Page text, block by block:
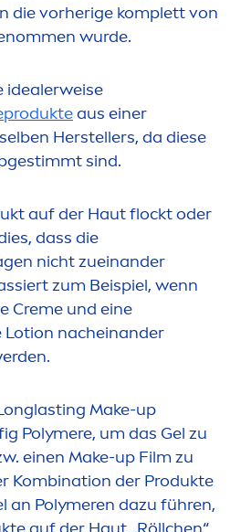
die vorherige komplett von
men wurde.
idealerweise
aus einer
Herstellers, da diese
sind.
auf der Haut flockt oder
dass die
nicht zueinander
zum Beispiel, wenn
Creme und eine
Lotion nacheinander
Make-up
Polymere, um das Gel zu
einen Make-up Film zu
Kombination der Produkte
an Polymeren dazu führen,
auf der Haut „Röllchen“